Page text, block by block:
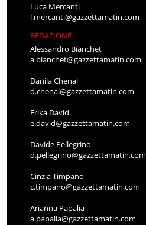
Luca Mercanti
l.mercanti@gazzettamatin.com
REDAZIONE
Alessandro Bianchet
a.bianchet@gazzettamatin.com
Danila Chenal
d.chenal@gazzettamatin.com
Erika David
e.david@gazzettamatin.com
Davide Pellegrino
d.pellegrino@gazzettamatin.com
Cinzia Timpano
c.timpano@gazzettamatin.com
Arianna Papalia
a.papalia@gazzettamatin.com